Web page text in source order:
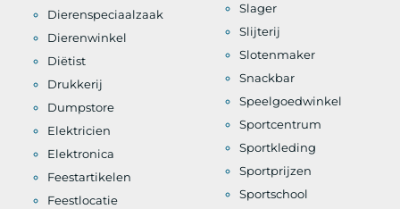
Dierenspeciaalzaak
Dierenwinkel
Diëtist
Drukkerij
Dumpstore
Elektricien
Elektronica
Feestartikelen
Feestlocatie
Slager
Slijterij
Slotenmaker
Snackbar
Speelgoedwinkel
Sportcentrum
Sportkleding
Sportprijzen
Sportschool